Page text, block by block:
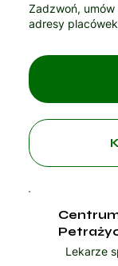
Zadzwoń,
adresy
Lekarze